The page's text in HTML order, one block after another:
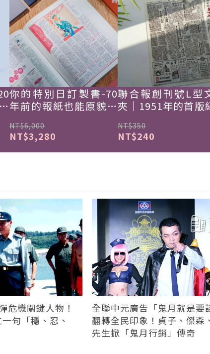
你的特別日訂製書-70
年前的報紙也能原貌重
NT$6,000
NT$3,280
聯合報創刊號L型
夾｜1951年的首版
NT$350
NT$240
危機關鍵人物！
句「穩、忍、
全聯中元廣告「鬼月就是要
翻轉全民印象！貞子、傑森
先生掀「鬼月行銷」傳奇